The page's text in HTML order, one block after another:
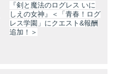
『剣と魔法のログレス いに
しえの女神』＜「青春！ログ
レス学園」にクエスト&報酬
追加！＞